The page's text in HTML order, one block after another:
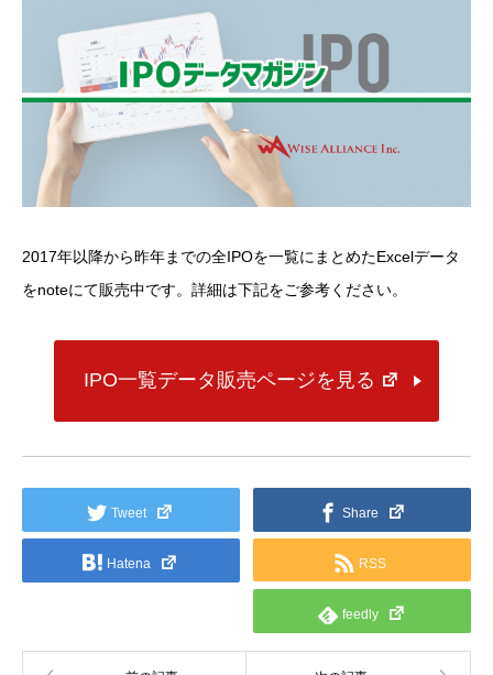
2017年以降から昨年までの全IPOを一覧にまとめたExcelデータ
をnoteにて販売中です。詳細は下記をご参考ください。
IPO一覧データ販売ページを見る
Tweet Share
Hatena RSS
feedly